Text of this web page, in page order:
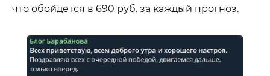
что обойдется в 690 руб. за каждый прогноз.